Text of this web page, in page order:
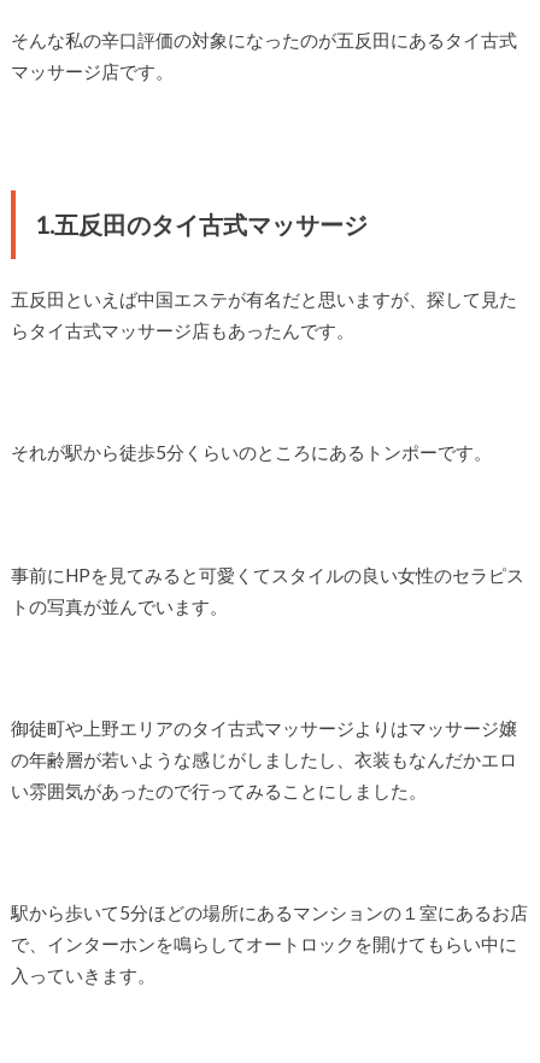
そんな私の辛口評価の対象になったのが五反田にあるタイ古式
マッサージ店です。
1.五反田のタイ古式マッサージ
五反田といえば中国エステが有名だと思いますが、探して見た
らタイ古式マッサージ店もあったんです。
それが駅から徒歩5分くらいのところにあるトンポーです。
事前にHPを見てみると可愛くてスタイルの良い女性のセラピス
トの写真が並んでいます。
御徒町や上野エリアのタイ古式マッサージよりはマッサージ嬢
の年齢層が若いような感じがしましたし、衣装もなんだかエロ
い雰囲気があったので行ってみることにしました。
駅から歩いて5分ほどの場所にあるマンションの１室にあるお店
で、インターホンを鳴らしてオートロックを開けてもらい中に
入っていきます。